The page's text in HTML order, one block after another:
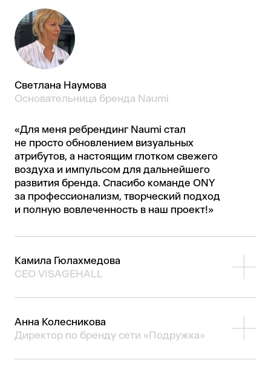
Светлана Наумова
Основательница бренда Naumi
«Для меня ребрендинг Naumi стал
не просто обновлением визуальных
атрибутов, а настоящим глотком свежего
воздуха и импульсом для дальнейшего
развития бренда. Спасибо команде ONY
за профессионализм, творческий подход
и полную вовлеченность в наш проект!»
Камила Гюлахмедова
СЕО VISAGEHALL
мы вновь обратились к ONY — на этот раз
для исследования бренда VISAGEHALL.
Команда провела глубокую аналитику,
помогла чётко сформулировать ценности
Анна Колесникова
Директор по бренду сети «Подружка»